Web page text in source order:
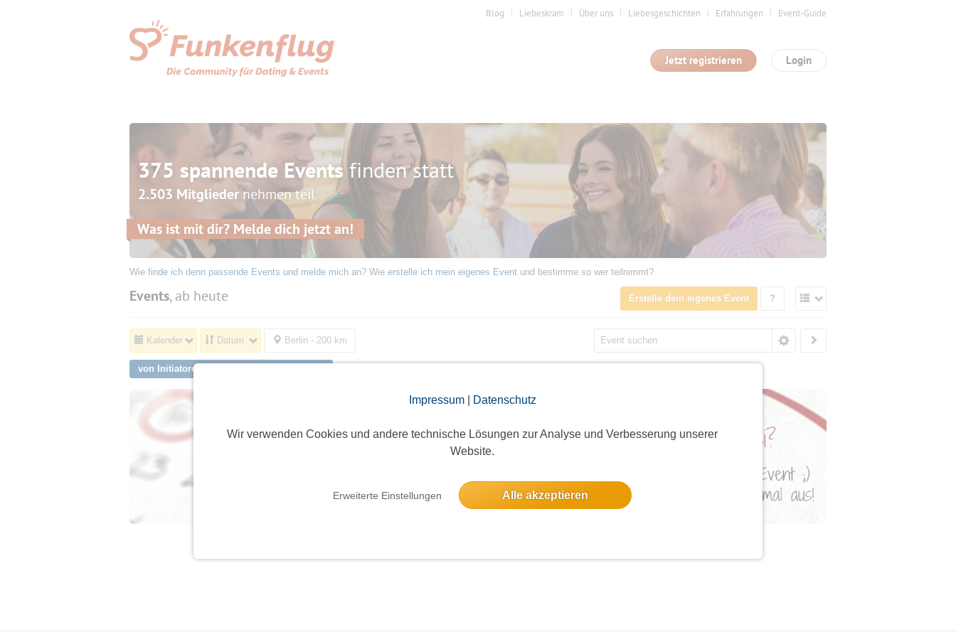
Impressum| Datenschutz
Wir verwenden Cookies und andere technische Lösungen zur Analyse und Verbesserung unserer
Website.
Erweiterte Einstellungen Alle akzeptieren
Blog Liebeskram Über uns Liebesgeschichten Erfahrungen Event-Guide
Login
Jetzt registrieren
375 spannende Eventsfinden statt
2.503 Mitgliedernehmen teil
Was ist mit dir? Melde dich jetzt an!
Wie finde ich denn passende Events und melde mich an? Wie erstelle ich mein eigenes Event und bestimme so wer teilnimmt?
Events, ab heute Erstelle dein eigenes Event ?
Kalender Datum Berlin - 200 km
von Initiatoren aus Berlin, Johannisthal